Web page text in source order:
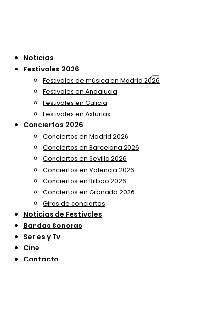
Noticias
Festivales 2026
Festivales de música en Madrid 2026
Festivales en Andalucia
Festivales en Galicia
Festivales en Asturias
Conciertos 2026
Conciertos en Madrid 2026
Conciertos en Barcelona 2026
Conciertos en Sevilla 2026
Conciertos en Valencia 2026
Conciertos en Bilbao 2026
Conciertos en Granada 2026
Giras de conciertos
Noticias de Festivales
Bandas Sonoras
Series y Tv
Cine
Contacto